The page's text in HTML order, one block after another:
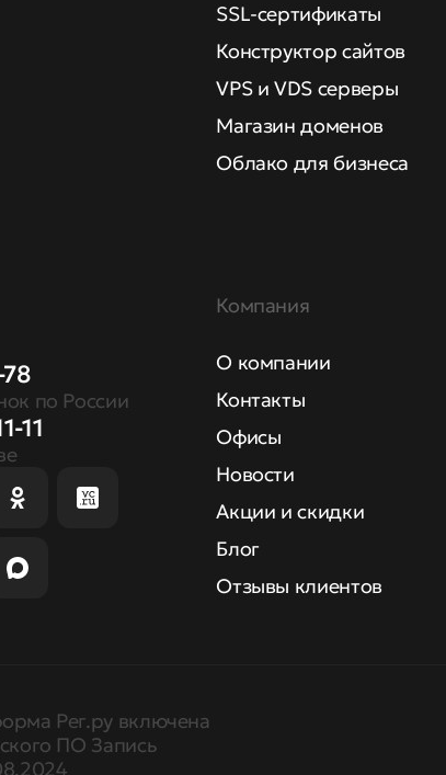
по России
11
SSL-сертификаты
Конструктор сайтов
VPS и VDS серверы
Магазин доменов
Облако для бизнеса
Компания
О компании
Контакты
Офисы
Новости
Акции и скидки
Блог
Отзывы клиентов
Рег.ру включена
ПО Запись